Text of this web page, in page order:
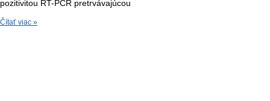
pozitivitou RT-PCR pretrvávajúcou
Čítať viac »